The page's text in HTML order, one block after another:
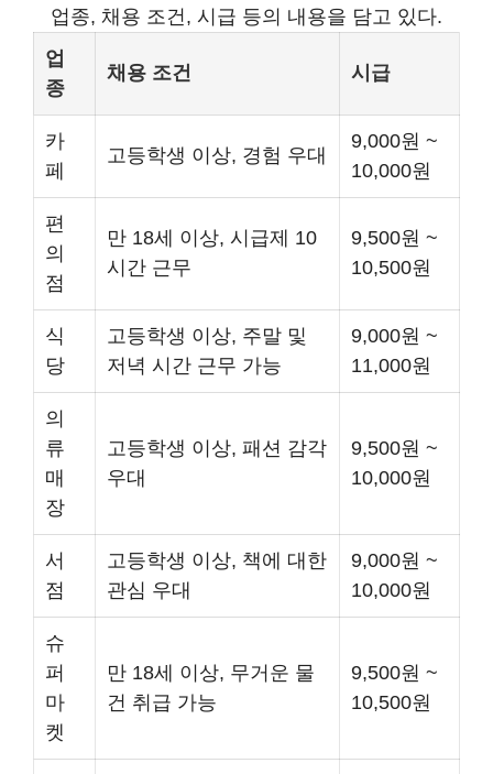
업종, 채용 조건, 시급 등의 내용을 담고 있다.
업
종
채용 조건 시급
카
페
고등학생 이상, 경험 우대
9,000원 ~
10,000원
편
의
점
만 18세 이상, 시급제 10
시간 근무
9,500원 ~
10,500원
식
당
고등학생 이상, 주말 및
저녁 시간 근무 가능
9,000원 ~
11,000원
의
류
매
장
고등학생 이상, 패션 감각
우대
9,500원 ~
10,000원
서
점
고등학생 이상, 책에 대한
관심 우대
9,000원 ~
10,000원
슈
퍼
마
켓
만 18세 이상, 무거운 물
건 취급 가능
9,500원 ~
10,500원